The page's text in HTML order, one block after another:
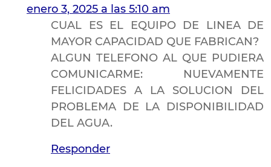
enero 3, 2025 a las 5:10 am
CUAL ES EL EQUIPO DE LINEA DE
MAYOR CAPACIDAD QUE FABRICAN?
ALGUN TELEFONO AL QUE PUDIERA
COMUNICARME: NUEVAMENTE
FELICIDADES A LA SOLUCION DEL
PROBLEMA DE LA DISPONIBILIDAD
DEL AGUA.
Responder